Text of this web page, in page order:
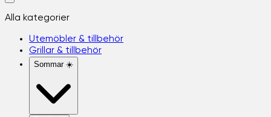
Alla kategorier
Utemöbler & tillbehör
Grillar & tillbehör
Sommar ☀️